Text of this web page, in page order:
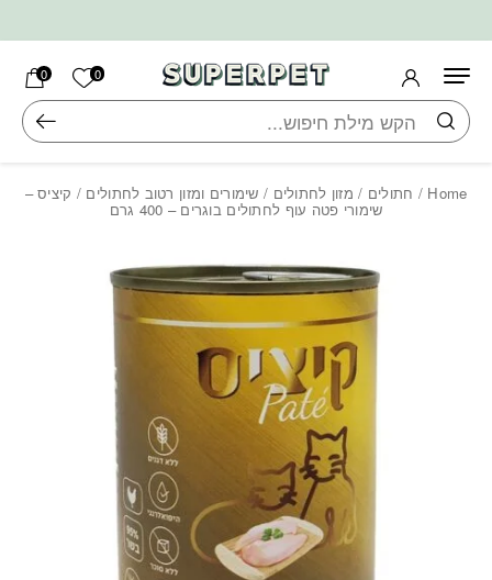
0 הרשימה
0
חיפוש
Home
/ חתולים / מזון לחתולים / שימורים ומזון רטוב לחתולים / קיציס –
שימורי פטה עוף לחתולים בוגרים – 400 גרם